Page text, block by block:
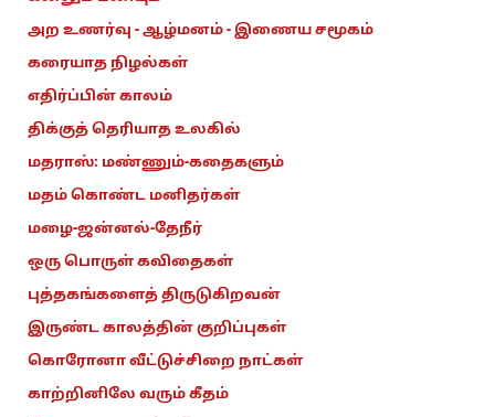
அற உணர்வு - ஆழ்மனம் - இணைய சமூகம்
கரையாத நிழல்கள்
எதிர்ப்பின் காலம்
திக்குத் தெரியாத உலகில்
மதராஸ்: மண்ணும்-கதைகளும்
மதம் கொண்ட மனிதர்கள்
மழை-ஜன்னல்-தேநீர்
ஒரு பொருள் கவிதைகள்
புத்தகங்களைத் திருடுகிறவன்
இருண்ட காலத்தின் குறிப்புகள்
கொரோனா வீட்டுச்சிறை நாட்கள்
காற்றினிலே வரும் கீதம்